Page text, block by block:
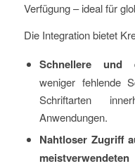
Verfügung – ideal für
Die Integration bietet
Schnellere und
weniger fehlende
Schriftarten
Anwendungen.
Nahtloser Zugriff